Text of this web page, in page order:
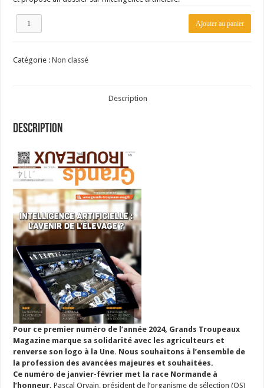
quantité
janvier-
Ajouter au panier
Catégorie :Non classé
Description
Description
Pour ce premier numéro de l’année 2024, Grands Troupeaux
Magazine marque sa solidarité avec les agriculteurs et
renverse son logo à la Une. Nous souhaitons à l’ensemble de
la profession des avancées majeures et souhaitées.
Ce numéro de janvier-février met la race Normande à
l’honneur.Pascal Orvain, président de l’organisme de sélection (OS)